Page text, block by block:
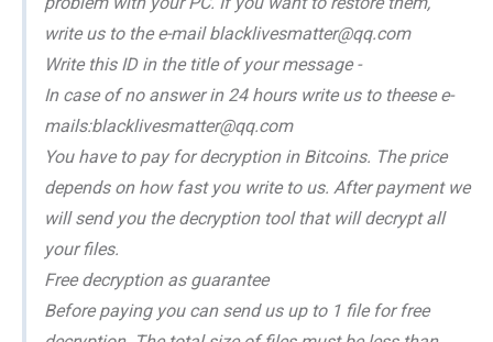
write us to the e-mail blacklivesmatter@qq.com
Write this ID in the title of your message -
In case of no answer in 24 hours write us to theese e-
mails:blacklivesmatter@qq.com
You have to pay for decryption in Bitcoins. The price
depends on how fast you write to us. After payment we
will send you the decryption tool that will decrypt all
your files.
Free decryption as guarantee
Before paying you can send us up to 1 file for free